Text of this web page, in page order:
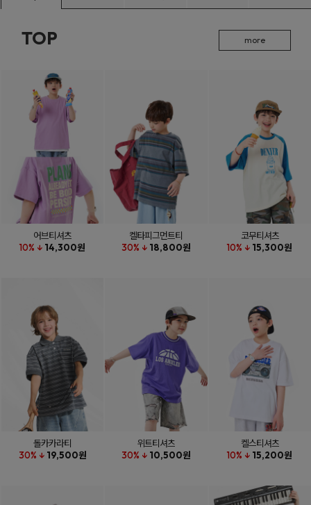
TOP more
어브티셔츠
10% ↓ 14,300원
켈타피그먼트티
30% ↓ 18,800원
코무티셔츠
10% ↓ 15,300원
돌카카라티
30% ↓ 19,500원
위트티셔츠
30% ↓ 10,500원
켈스티셔츠
10% ↓ 15,200원